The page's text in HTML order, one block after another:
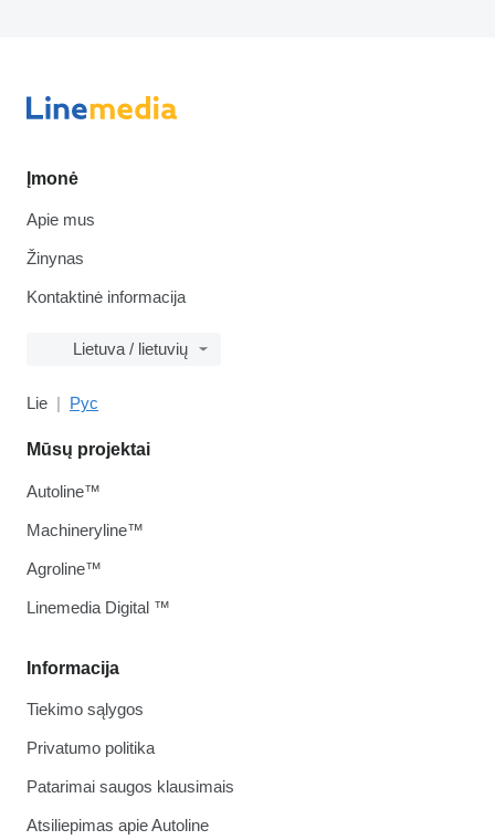
Įmonė
Apie mus
Žinynas
Kontaktinė informacija
Lietuva / lietuvių
Lie Рус
Informacija
Tiekimo sąlygos
Privatumo politika
Patarimai saugos klausimais
Atsiliepimas apie Autoline
Mūsų projektai
Autoline™
Machineryline™
Agroline™
Linemedia Digital ™